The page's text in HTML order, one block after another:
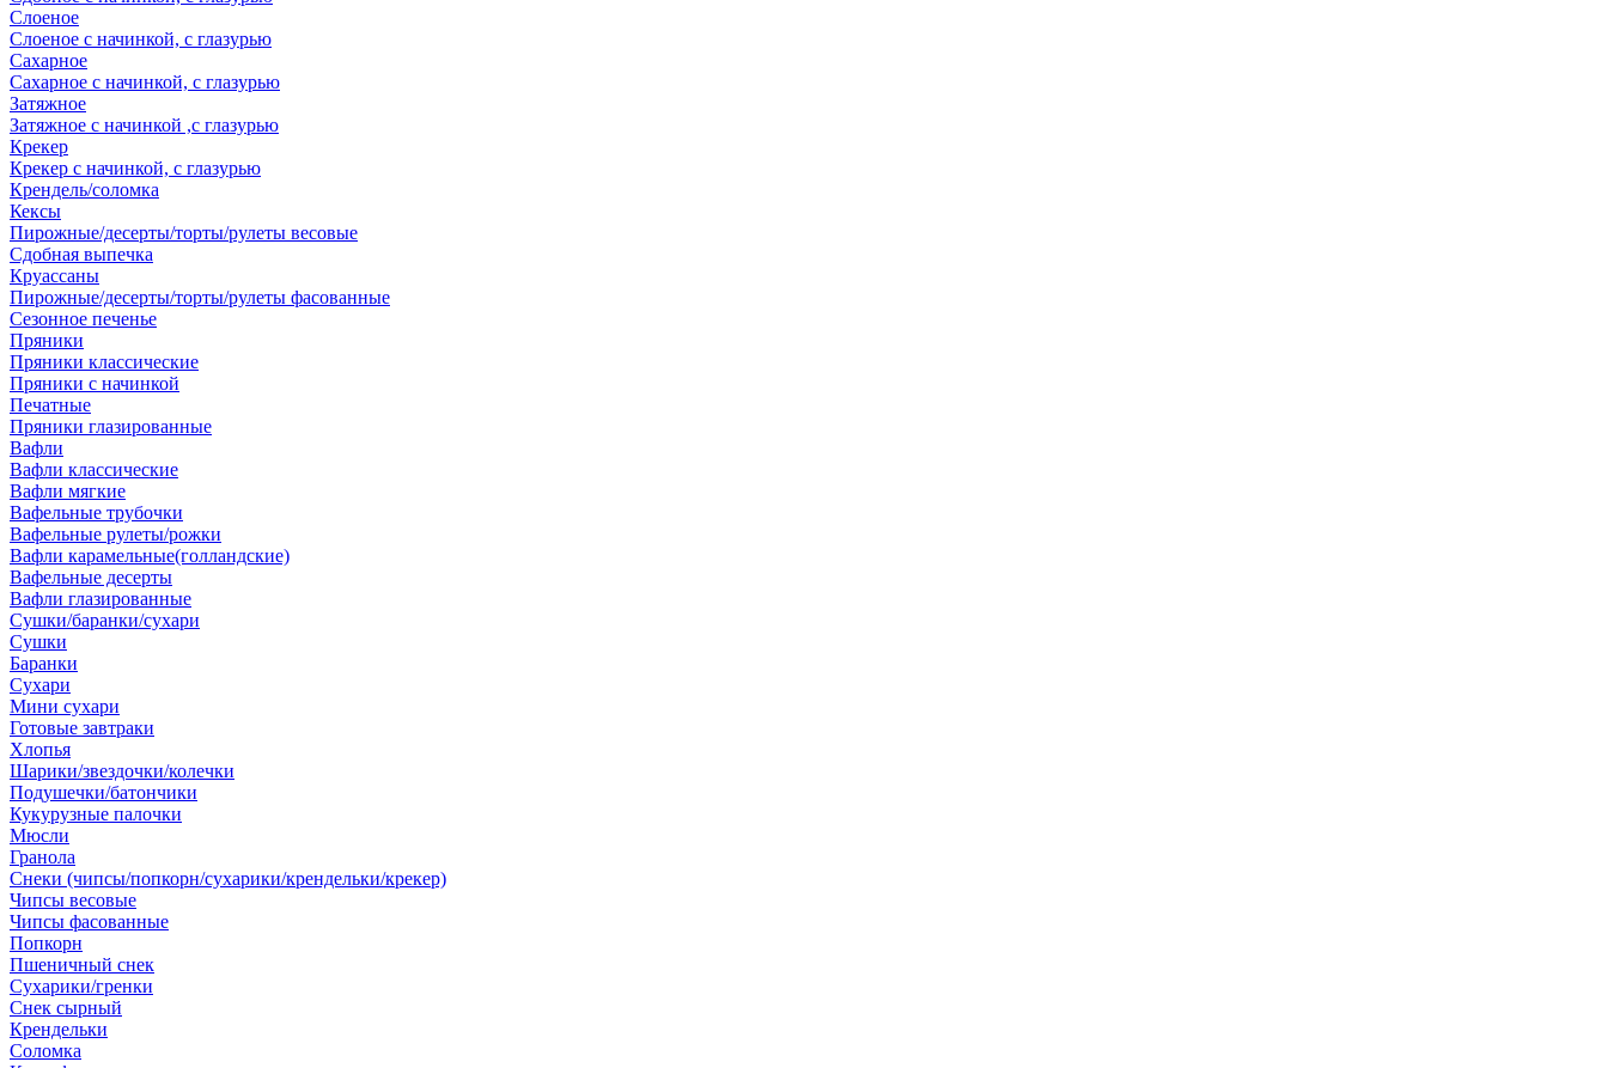
Слоеное
Слоеное с начинкой, с глазурью
Сахарное
Сахарное с начинкой, с глазурью
Затяжное
Затяжное с начинкой ,с глазурью
Крекер
Крекер с начинкой, с глазурью
Крендель/соломка
Кексы
Пирожные/десерты/торты/рулеты весовые
Сдобная выпечка
Круассаны
Пирожные/десерты/торты/рулеты фасованные
Сезонное печенье
Пряники
Пряники классические
Пряники с начинкой
Печатные
Пряники глазированные
Вафли
Вафли классические
Вафли мягкие
Вафельные трубочки
Вафельные рулеты/рожки
Вафли карамельные(голландские)
Вафельные десерты
Вафли глазированные
Сушки/баранки/сухари
Сушки
Баранки
Сухари
Мини сухари
Готовые завтраки
Хлопья
Шарики/звездочки/колечки
Подушечки/батончики
Кукурузные палочки
Мюсли
Гранола
Снеки (чипсы/попкорн/сухарики/крендельки/крекер)
Чипсы весовые
Чипсы фасованные
Попкорн
Пшеничный снек
Сухарики/гренки
Снек сырный
Крендельки
Соломка